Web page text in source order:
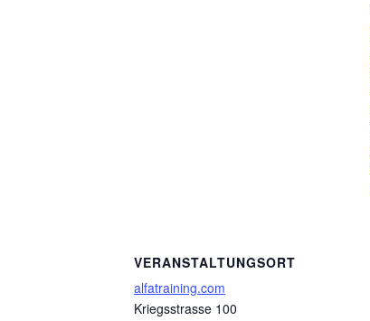
VERANSTALTUNGSORT
alfatraining.com
Kriegsstrasse 100